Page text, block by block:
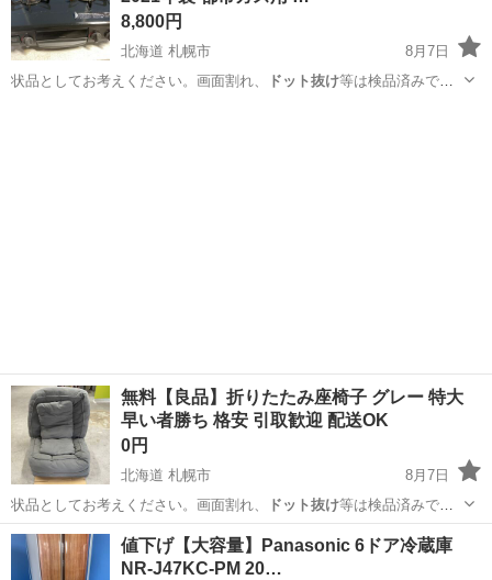
8,800円
北海道 札幌市
8月7日
状品としてお考えください。画面割れ、
ドット抜け等は検品済みで
無料【良品】折りたたみ座椅子 グレー 特大
早い者勝ち 格安 引取歓迎 配送OK
0円
北海道 札幌市
8月7日
状品としてお考えください。画面割れ、
ドット抜け等は検品済みで
す。 ※ストーブ・ガ…
北海道 札幌市 椅子 現状
値下げ【大容量】Panasonic 6ドア冷蔵庫
NR-J47KC-PM 20…